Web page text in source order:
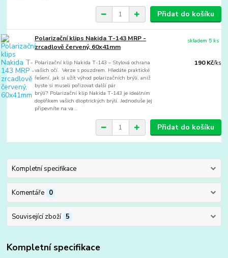
Přidat do košíku
Polarizační klips Nakida T-143 MRP -
zrcadlově červený, 60x41mm
Polarizační klip Nakida T-143 – Stylová ochrana
vašich očí. Verze s pouzdrem. Hledáte praktické
řešení, jak si užít výhod polarizačních brýlí, aniž
byste si museli pořizovat další pár
brýlí? Polarizační klip Nakida T-143 je ideálním
doplňkem vašich dioptrických brýlí. Jednoduše jej
připevníte na va...
190 Kč/ks
skladem 5 ks
Přidat do košíku
Kompletní specifikace
Komentáře 0
Související zboží 5
Kompletní specifikace